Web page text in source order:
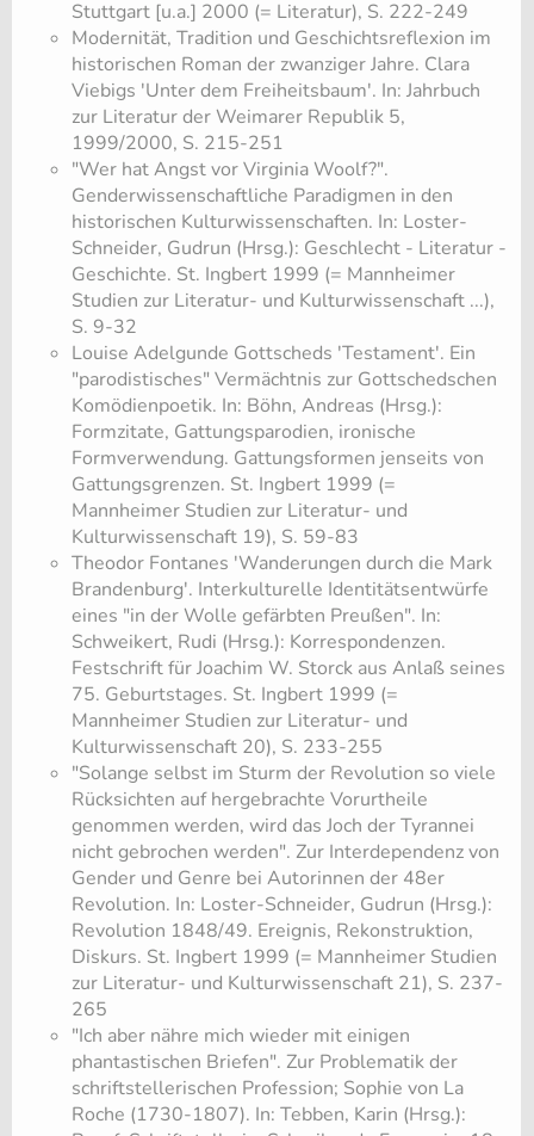
Stuttgart [u.a.] 2000 (= Literatur), S. 222-249
​Modernität, Tradition und Geschichtsreflexion im
historischen Roman der zwanziger Jahre. Clara
Viebigs 'Unter dem Freiheitsbaum'. In: Jahrbuch
zur Literatur der Weimarer Republik 5,
1999/2000, S. 215-251
​"Wer hat Angst vor Virginia Woolf?".
Genderwissenschaftliche Paradigmen in den
historischen Kulturwissenschaften. In: Loster-
Schneider, Gudrun (Hrsg.): Geschlecht - Literatur -
Geschichte. St. Ingbert 1999 (= Mannheimer
Studien zur Literatur- und Kulturwissenschaft ...),
S. 9-32
​Louise Adelgunde Gottscheds 'Testament'. Ein
"parodistisches" Vermächtnis zur Gottschedschen
Komödienpoetik. In: Böhn, Andreas (Hrsg.):
Formzitate, Gattungsparodien, ironische
Formverwendung. Gattungsformen jenseits von
Gattungsgrenzen. St. Ingbert 1999 (=
Mannheimer Studien zur Literatur- und
Kulturwissenschaft 19), S. 59-83
​Theodor Fontanes 'Wanderungen durch die Mark
Brandenburg'. Interkulturelle Identitätsentwürfe
eines "in der Wolle gefärbten Preußen". In:
Schweikert, Rudi (Hrsg.): Korrespondenzen.
Festschrift für Joachim W. Storck aus Anlaß seines
75. Geburtstages. St. Ingbert 1999 (=
Mannheimer Studien zur Literatur- und
Kulturwissenschaft 20), S. 233-255
​"Solange selbst im Sturm der Revolution so viele
Rücksichten auf hergebrachte Vorurtheile
genommen werden, wird das Joch der Tyrannei
nicht gebrochen werden". Zur Interdependenz von
Gender und Genre bei Autorinnen der 48er
Revolution. In: Loster-Schneider, Gudrun (Hrsg.):
Revolution 1848/49. Ereignis, Rekonstruktion,
Diskurs. St. Ingbert 1999 (= Mannheimer Studien
zur Literatur- und Kulturwissenschaft 21), S. 237-
265
​"Ich aber nähre mich wieder mit einigen
phantastischen Briefen". Zur Problematik der
schriftstellerischen Profession; Sophie von La
Roche (1730-1807). In: Tebben, Karin (Hrsg.):